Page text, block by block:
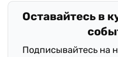
Оставайтесь в
Подписывайтесь на